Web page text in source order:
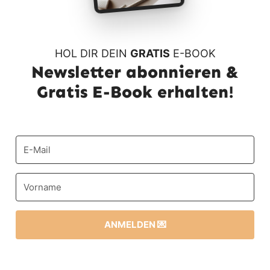
HOL DIR DEIN GRATIS E-BOOK
Newsletter abonnieren &
Gratis E-Book erhalten!
ANMELDEN 💌